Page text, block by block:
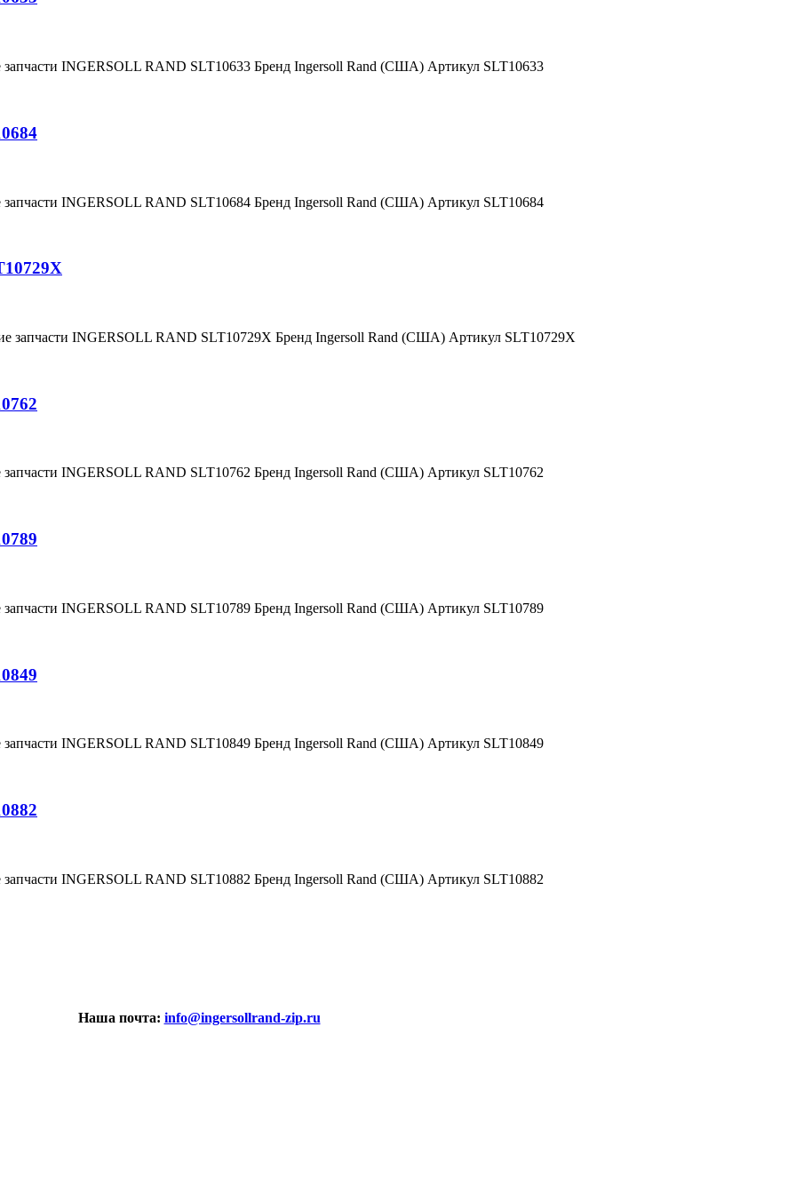
INGERSOLL RAND SLT10633 Бренд Ingersoll Rand (США) Артикул SLT10633
INGERSOLL RAND SLT10684 Бренд Ingersoll Rand (США) Артикул SLT10684
запчасти INGERSOLL RAND SLT10729X Бренд Ingersoll Rand (США) Артикул SLT10729X
INGERSOLL RAND SLT10762 Бренд Ingersoll Rand (США) Артикул SLT10762
INGERSOLL RAND SLT10789 Бренд Ingersoll Rand (США) Артикул SLT10789
INGERSOLL RAND SLT10849 Бренд Ingersoll Rand (США) Артикул SLT10849
INGERSOLL RAND SLT10882 Бренд Ingersoll Rand (США) Артикул SLT10882
Наша почта: info@ingersollrand-zip.ru